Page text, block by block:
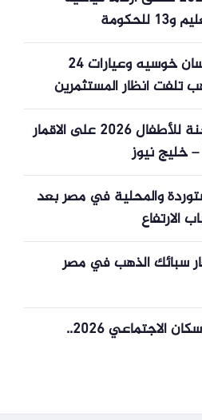
أسعار الذهب في سان خوسيه وعيارات 24
تلفت أنظار المستثمرين
تردد قناة طيور الجنة للأطفال 2026 على الاقمار
خليج نيوز
والمحلية في مصر بعد
الارتفاع
سبائك الذهب في مصر
رابط حجز شقق الإسكان الاجتماعي 2026..